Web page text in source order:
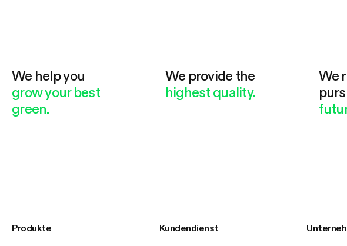
We help you
grow your best
green.
We provide the
highest quality.
We
Produkte Kundendienst